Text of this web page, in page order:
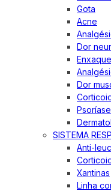
Gota
Acne
Dor
Dor
Psoríase
SISTEMA
Anti-
Xantinas
Linha